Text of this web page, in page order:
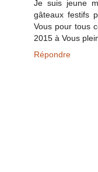
Je suis jeune
gâteaux festifs
Vous pour tous
2015 à Vous
Répondre